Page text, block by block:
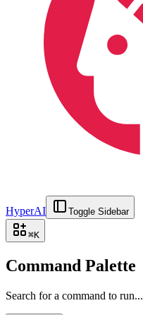
HyperAI Toggle Sidebar
⌘K
Command Palette
Search for a command to run...